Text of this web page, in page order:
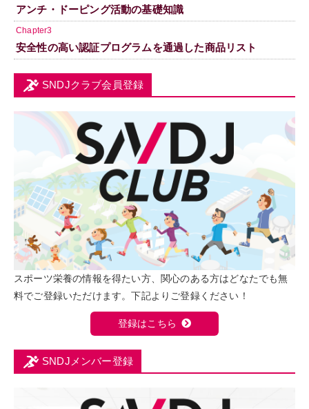
アンチ・ドーピング活動の基礎知識
Chapter3
安全性の高い認証プログラムを通過した商品リスト
SNDJクラブ会員登録
スポーツ栄養の情報を得たい方、関心のある方はどなたでも無
料でご登録いただけます。下記よりご登録ください！
登録はこちら
SNDJメンバー登録